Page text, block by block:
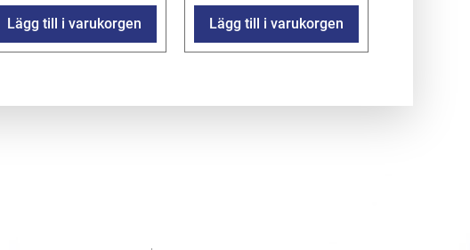
Lägg till i varukorgen Lägg till i varukorgen